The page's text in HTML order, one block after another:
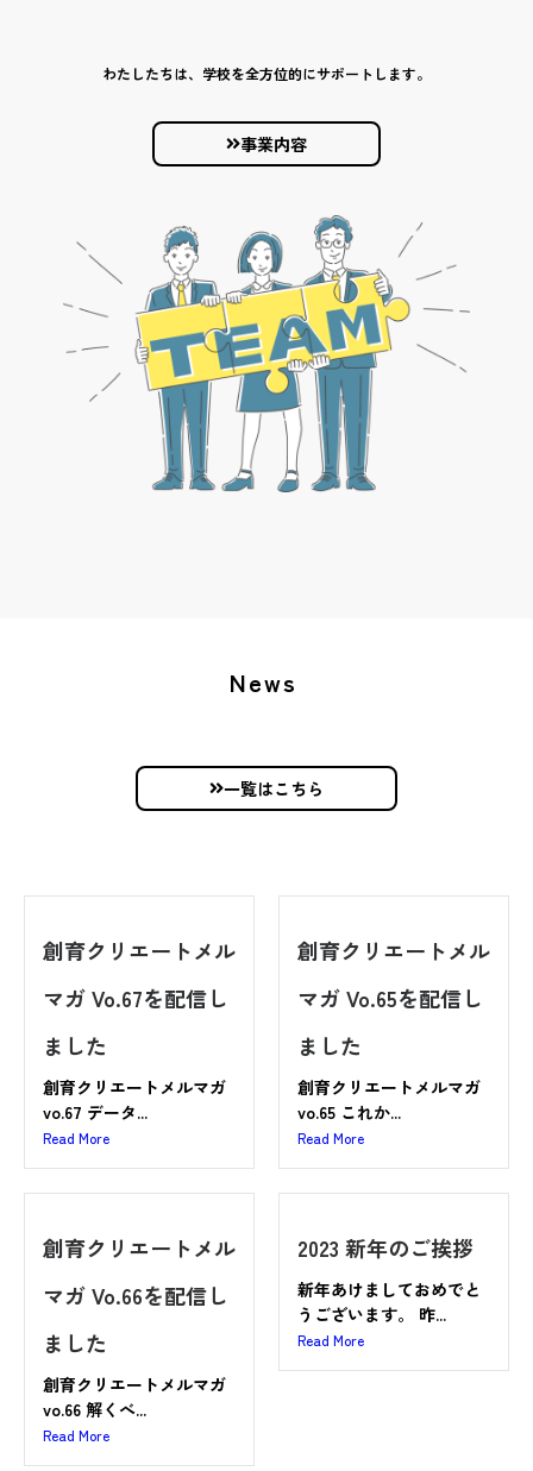
わたしたちは、学校を全方位的にサポートします。
事業内容
News
一覧はこちら
創育クリエートメル
マガ Vo.67を配信し
ました
創育クリエートメルマガ
vo.67 データ...
Read More
創育クリエートメル
マガ Vo.65を配信し
ました
創育クリエートメルマガ
vo.65 これか...
Read More
創育クリエートメル
マガ Vo.66を配信し
ました
創育クリエートメルマガ
vo.66 解くべ...
Read More
2023 新年のご挨拶
新年あけましておめでと
うございます。 昨...
Read More